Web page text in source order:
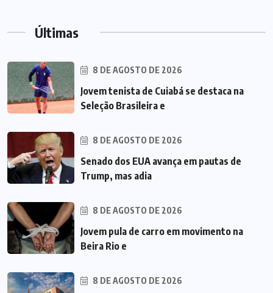
Últimas
8 DE AGOSTO DE 2026
Jovem tenista de Cuiabá se destaca na
Seleção Brasileira e
8 DE AGOSTO DE 2026
Senado dos EUA avança em pautas de
Trump, mas adia
8 DE AGOSTO DE 2026
Jovem pula de carro em movimento na
Beira Rio e
8 DE AGOSTO DE 2026